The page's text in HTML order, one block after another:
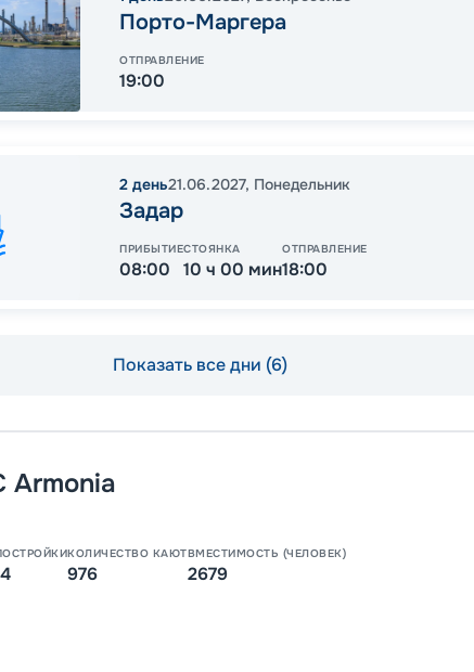
Порто-Маргера
ОТПРАВЛЕНИЕ
19:00
2 день21.06.2027, Понедельник
Задар
ПРИБЫТИЕ
08:00
СТОЯНКА
10 ч 00 мин
ОТПРАВЛЕНИЕ
18:00
Показать все дни (6)
Armonia
КОЛИЧЕСТВО КАЮТ
976
ВМЕСТИМОСТЬ (ЧЕЛОВЕК)
2679